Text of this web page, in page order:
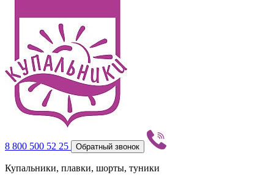
8 800 500 52 25 Обратный звонок
Купальники, плавки, шорты, туники